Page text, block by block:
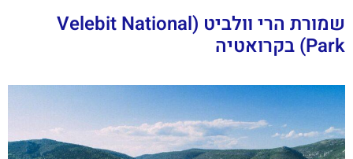
שמורת הרי וולביט (Velebit National
Park) בקרואטיה